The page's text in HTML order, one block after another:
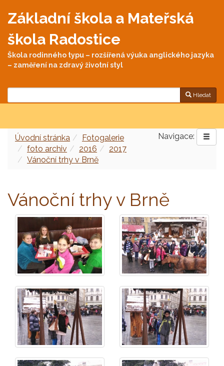
Základní škola a Mateřská
škola Radostice
Škola rodinného typu – rozšířená výuka anglického jazyka
– zaměření na zdravý životní styl
Hledat
Navigace:
Úvodní stránka
Fotogalerie
foto archiv
2016
2017
Vánoční trhy v Brně
Vánoční trhy v Brně